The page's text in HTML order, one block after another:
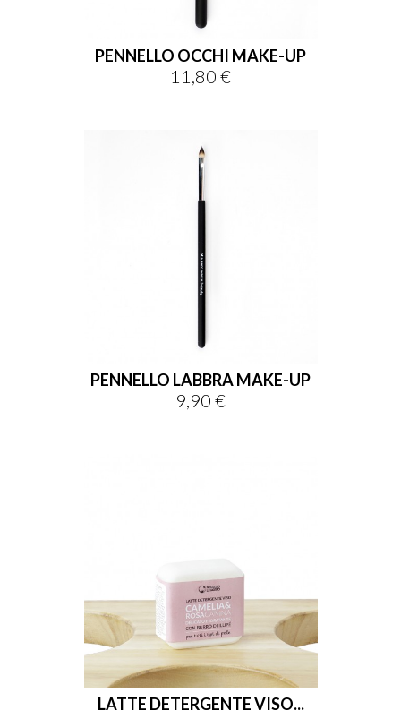
PENNELLO OCCHI MAKE-UP
Prezzo
11,80 €
PENNELLO LABBRA MAKE-UP
Prezzo
9,90 €
LATTE DETERGENTE VISO...